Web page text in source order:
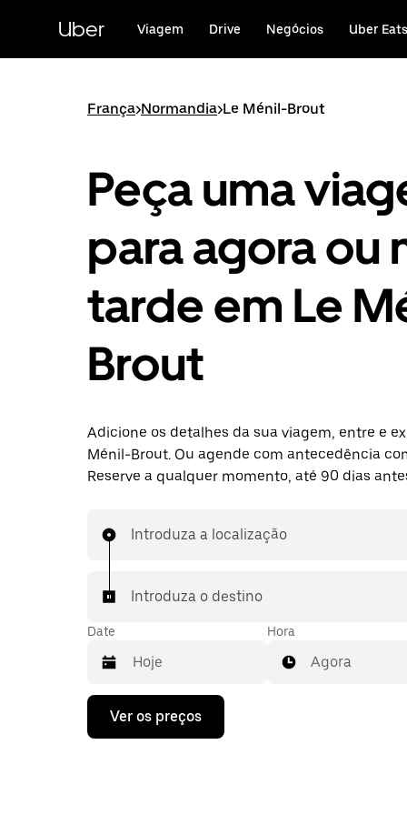
conteúdo
Uber Viagem Drive Negócios Uber Eats
França>Normandia>Le Ménil-Brout
Peça uma
para agora ou
tarde em Le
Brout
Adicione os detalhes da sua viagem, entre e
Ménil-Brout. Ou agende com antecedência
Reserve a qualquer momento, até 90 dias
Introduza a localização
Introduza o destino
Date
Prima
tecla
Hora
Agora
Ver os preços